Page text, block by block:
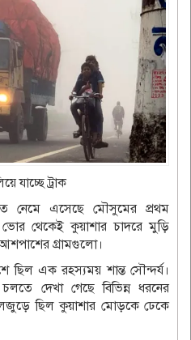
যাচ্ছে ট্রাক
নেমে এসেছে মৌসুমের প্রথম
থেকেই কুয়াশার চাদরে মুড়ি
গ্রামগুলো।
এক রহস্যময় শান্ত সৌন্দর্য।
দেখা গেছে বিভিন্ন ধরনের
ছিল কুয়াশার মোড়কে ঢেকে